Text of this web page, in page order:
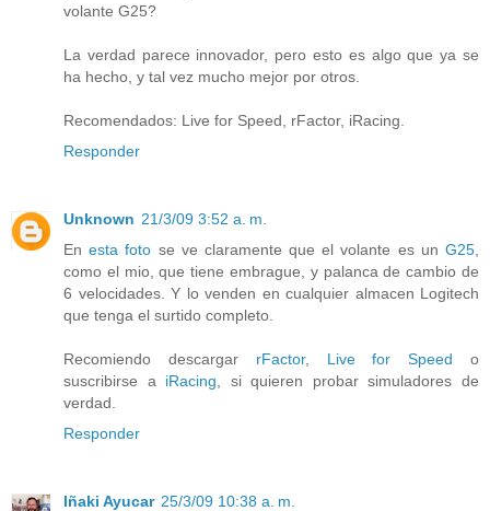
volante G25?
La verdad parece innovador, pero esto es algo que ya se
ha hecho, y tal vez mucho mejor por otros.
Recomendados: Live for Speed, rFactor, iRacing.
Responder
Unknown 21/3/09 3:52 a. m.
Enesta foto se ve claramente que el volante es unG25
como el mio, que tiene embrague, y palanca de cambio de
6 velocidades. Y lo venden en cualquier almacen Logitech
que tenga el surtido completo.
Recomiendo descargar rFactor, Live for Speed o
suscribirse a iRacing , si quieren probar simuladores de
verdad.
Responder
Iñaki Ayucar 25/3/09 10:38 a. m.